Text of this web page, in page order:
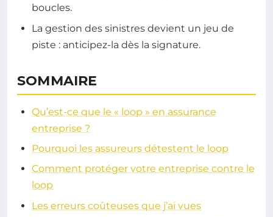
boucles.
La gestion des sinistres devient un jeu de
piste : anticipez-la dès la signature.
SOMMAIRE
Qu’est-ce que le « loop » en assurance
entreprise ?
Pourquoi les assureurs détestent le loop
Comment protéger votre entreprise contre le
loop
Les erreurs coûteuses que j’ai vues